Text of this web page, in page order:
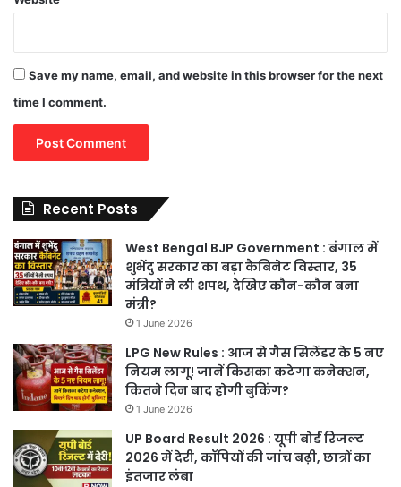
Save my name, email, and website in this browser for the next
time I comment.
Recent Posts
West Bengal BJP Government : बंगाल में
शुभेंदु सरकार का बड़ा कैबिनेट विस्तार, 35
मंत्रियों ने ली शपथ, देखिए कौन-कौन बना
मंत्री?
1 June 2026
LPG New Rules : आज से गैस सिलेंडर के 5 नए
नियम लागू! जानें किसका कटेगा कनेक्शन,
कितने दिन बाद होगी बुकिंग?
1 June 2026
UP Board Result 2026 : यूपी बोर्ड रिजल्ट
2026 में देरी, कॉपियों की जांच बढ़ी, छात्रों का
इंतजार लंबा